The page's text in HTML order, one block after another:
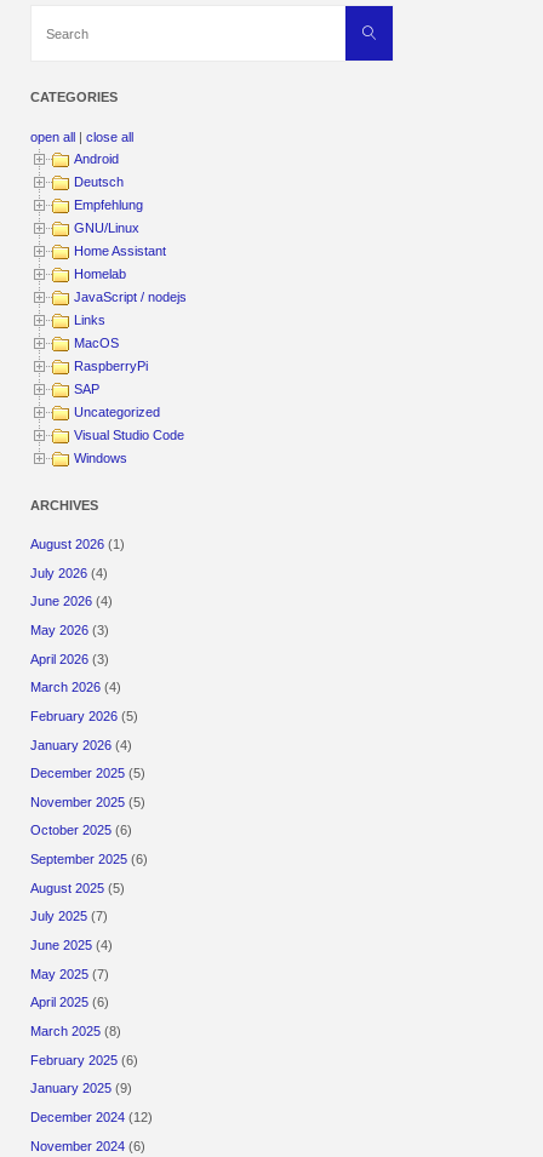
Search
CATEGORIES
open all |close all
Android
Deutsch
Empfehlung
GNU/Linux
Home Assistant
Homelab
JavaScript / nodejs
Links
MacOS
RaspberryPi
SAP
Uncategorized
Visual Studio Code
Windows
ARCHIVES
August 2026 (1)
July 2026 (4)
June 2026 (4)
May 2026 (3)
April 2026 (3)
March 2026 (4)
February 2026 (5)
January 2026 (4)
December 2025 (5)
November 2025 (5)
October 2025 (6)
September 2025 (6)
August 2025 (5)
July 2025 (7)
June 2025 (4)
May 2025 (7)
April 2025 (6)
March 2025 (8)
February 2025 (6)
January 2025 (9)
December 2024 (12)
November 2024 (6)